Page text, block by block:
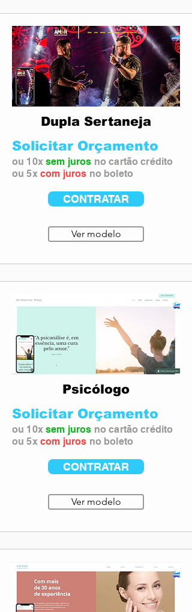
Dupla Sertaneja
Solicitar Orçamento
ou 10xsem juros no cartão crédito
ou 5x com juros no boleto
CONTRATAR
Ver modelo
Psicólogo
Solicitar Orçamento
ou 10xsem juros no cartão crédito
ou 5x com juros no boleto
CONTRATAR
Ver modelo